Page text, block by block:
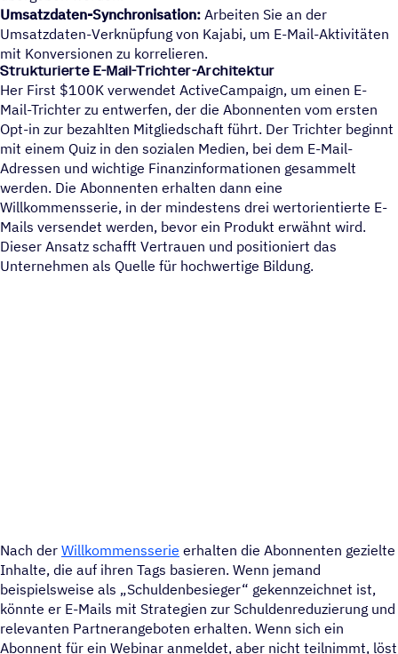
Umsatzdaten-Synchronisation: Arbeiten Sie an der
Umsatzdaten-Verknüpfung von Kajabi, um E-Mail-Aktivitäten
mit Konversionen zu korrelieren.
Strukturierte E-Mail-Trichter-Architektur
Her First $100K verwendet ActiveCampaign, um einen E-
Mail-Trichter zu entwerfen, der die Abonnenten vom ersten
Opt-in zur bezahlten Mitgliedschaft führt. Der Trichter beginnt
mit einem Quiz in den sozialen Medien, bei dem E-Mail-
Adressen und wichtige Finanzinformationen gesammelt
werden. Die Abonnenten erhalten dann eine
Willkommensserie, in der mindestens drei wertorientierte E-
Mails versendet werden, bevor ein Produkt erwähnt wird.
Dieser Ansatz schafft Vertrauen und positioniert das
Unternehmen als Quelle für hochwertige Bildung.
Nach der Willkommensserie erhalten die Abonnenten gezielte
Inhalte, die auf ihren Tags basieren. Wenn jemand
beispielsweise als „Schuldenbesieger“ gekennzeichnet ist,
könnte er E-Mails mit Strategien zur Schuldenreduzierung und
relevanten Partnerangeboten erhalten. Wenn sich ein
Abonnent für ein Webinar anmeldet, aber nicht teilnimmt, löst